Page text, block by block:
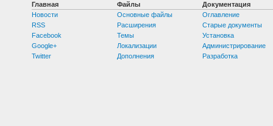
Главная
Новости
RSS
Facebook
Google+
Twitter
Файлы
Основные файлы
Расширения
Темы
Локализации
Дополнения
Документация
Оглавление
Старые документы
Установка
Администрирование
Разработка